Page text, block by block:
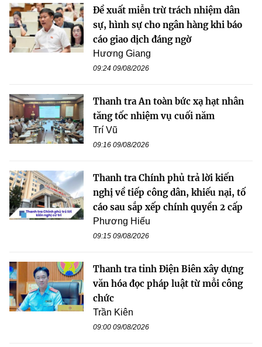
Đề xuất miễn trừ trách nhiệm dân
sự, hình sự cho ngân hàng khi báo
cáo giao dịch đáng ngờ
Hương Giang
09:24 09/08/2026
Thanh tra An toàn bức xạ hạt nhân
tăng tốc nhiệm vụ cuối năm
Trí Vũ
09:16 09/08/2026
Thanh tra Chính phủ trả lời kiến
nghị về tiếp công dân, khiếu nại, tố
cáo sau sắp xếp chính quyền 2 cấp
Phương Hiếu
09:15 09/08/2026
Thanh tra tỉnh Điện Biên xây dựng
văn hóa đọc pháp luật từ mỗi công
chức
Trần Kiên
09:00 09/08/2026